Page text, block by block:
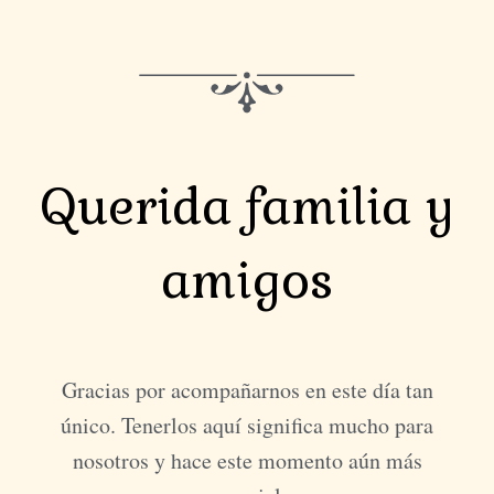
Querida familia y
amigos
Gracias por acompañarnos en este día tan
único. Tenerlos aquí significa mucho para
nosotros y hace este momento aún más